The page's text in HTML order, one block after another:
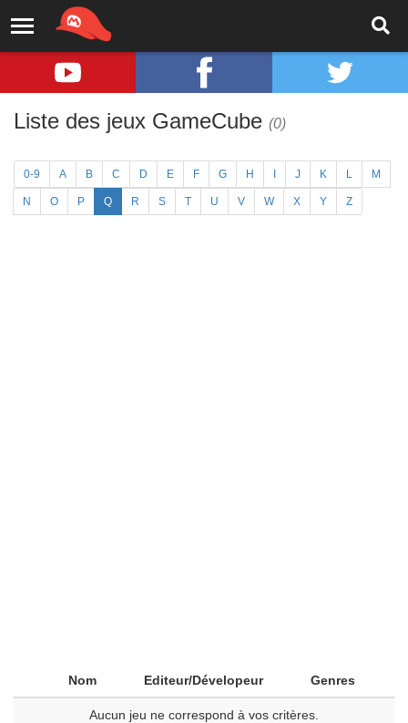
Liste des jeux GameCube (0)
0-9 A B C D E F G H J K L M
N O P Q R S T U V W X Y Z
Nom Editeur/Dévelopeur Genres
Aucun jeu ne correspond à vos critères.